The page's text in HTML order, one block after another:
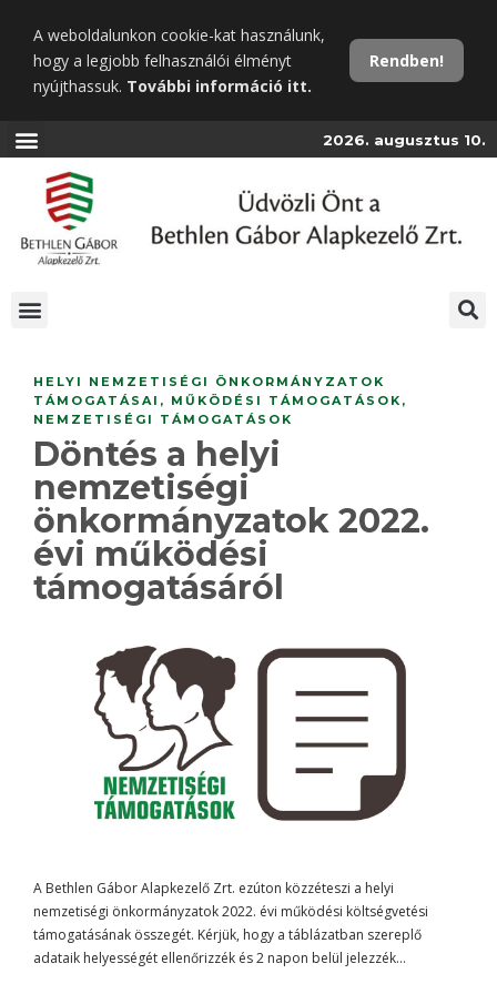
tartalomra
A weboldalunkon cookie-kat használunk,
hogy a legjobb felhasználói élményt
nyújthassuk. További információ itt.
Rendben!
2026. augusztus 10.
HELYI NEMZETISÉGI ÖNKORMÁNYZATOK
TÁMOGATÁSAI , MŰKÖDÉSI TÁMOGATÁSOK ,
NEMZETISÉGI TÁMOGATÁSOK
Döntés a helyi
nemzetiségi
önkormányzatok 2022.
évi működési
támogatásáról
A Bethlen Gábor Alapkezelő Zrt. ezúton közzéteszi a helyi
nemzetiségi önkormányzatok 2022. évi működési költségvetési
támogatásának összegét. Kérjük, hogy a táblázatban szereplő
adataik helyességét ellenőrizzék és 2 napon belül jelezzék…